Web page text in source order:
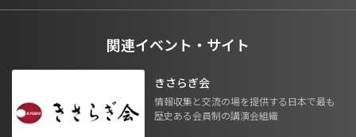
関連イベント・サイト
きさらぎ会
情報収集と交流の場を提供する日本で最も
歴史ある会員制の講演会組織